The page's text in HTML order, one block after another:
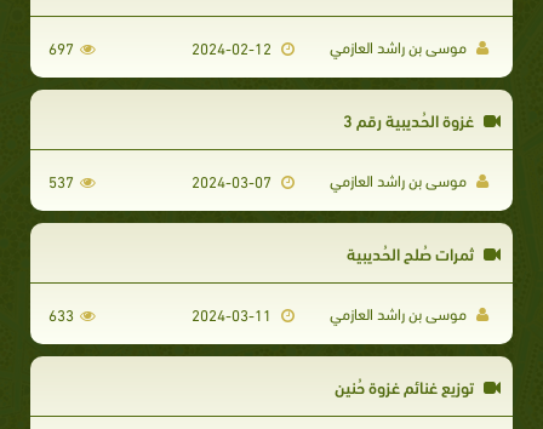
موسى بن راشد العازمي 697
غزوة الحُديبية رقم 3
موسى بن راشد العازمي 537
ثمرات صُلح الحُديبية
موسى بن راشد العازمي 633
توزيع غنائم غزوة حُنين